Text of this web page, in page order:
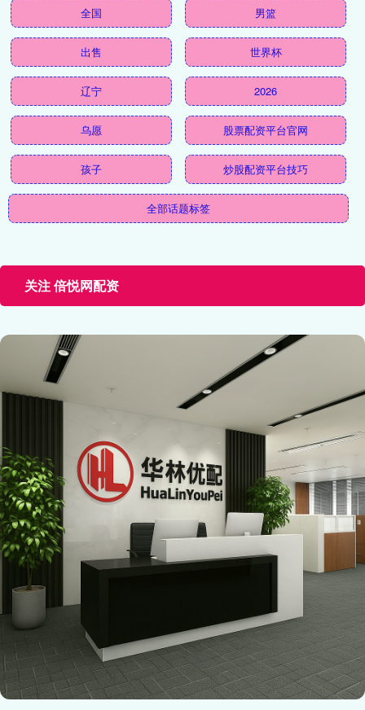
全国 男篮
出售 世界杯
辽宁 2026
乌愿 股票配资平台官网
孩子 炒股配资平台技巧
全部话题标签
关注 倍悦网配资